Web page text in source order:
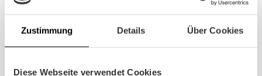
Zustimmung Details Über Cookies
Diese Webseite verwendet Cookies
Hochzeiten